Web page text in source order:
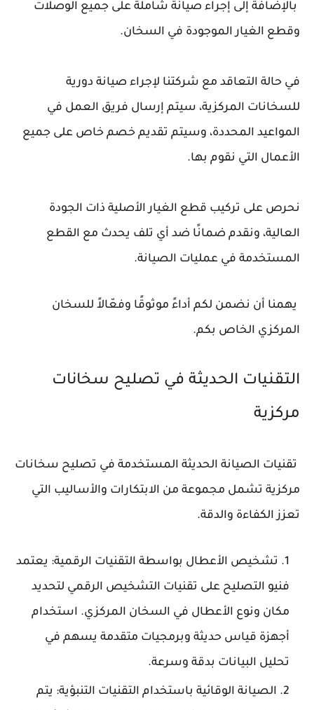
بالإضافة إلى إجراء صيانة شاملة على جميع الوصلات
وقطع الغيار الموجودة في السخان.
في حالة التعاقد مع شركتنا لإجراء صيانة دورية
للسخانات المركزية، سيتم إرسال فريق العمل في
المواعيد المحددة، وسيتم تقديم خصم خاص على جميع
الأعمال التي نقوم بها.
نحرص على تركيب قطع الغيار الأصلية ذات الجودة
العالية، ونقدم ضمانًا ضد أي تلف يحدث مع القطع
المستخدمة في عمليات الصيانة.
يهمنا أن نضمن لكم أداءً موثوقًا وفعّالاً للسخان
المركزي الخاص بكم.
التقنيات الحديثة في تصليح سخانات
مركزية
تقنيات الصيانة الحديثة المستخدمة في تصليح سخانات
مركزية تشمل مجموعة من الابتكارات والأساليب التي
تعزز الكفاءة والدقة.
تشخيص الأعطال بواسطة التقنيات الرقمية: يعتمد
فنيو التصليح على تقنيات التشخيص الرقمي لتحديد
مكان ونوع الأعطال في السخان المركزي. استخدام
أجهزة قياس حديثة وبرمجيات متقدمة يسهم في
تحليل البيانات بدقة وسرعة.
الصيانة الوقائية باستخدام التقنيات التنبؤية: يتم